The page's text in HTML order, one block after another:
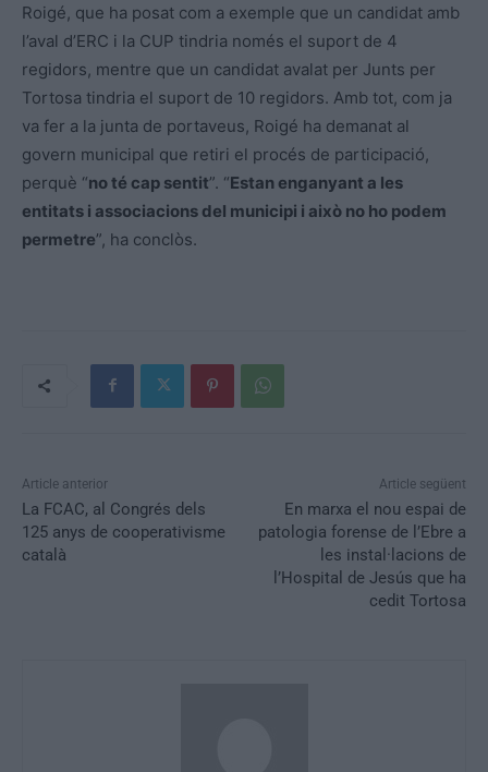
Roigé, que ha posat com a exemple que un candidat amb
l’aval d’ERC i la CUP tindria només el suport de 4
regidors, mentre que un candidat avalat per Junts per
Tortosa tindria el suport de 10 regidors. Amb tot, com ja
va fer a la junta de portaveus, Roigé ha demanat al
govern municipal que retiri el procés de participació,
perquè “no té cap sentit”. “Estan enganyant a les
entitats i associacions del municipi i això no ho podem
permetre”, ha conclòs.
Article anterior
La FCAC, al Congrés dels
125 anys de cooperativisme
català
Article següent
En marxa el nou espai de
patologia forense de l’Ebre a
les instal·lacions de
l’Hospital de Jesús que ha
cedit Tortosa